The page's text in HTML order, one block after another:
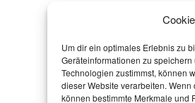
Um dir ein optimales Erlebnis zu
Geräteinformationen zu
Technologien zustimmst, können
dieser Website verarbeiten.
können bestimmte Merkmale und